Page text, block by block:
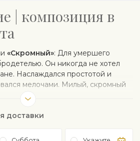
| композиция в
«Cкромный»: Для умершего
Он никогда не хотел
Наслаждался простотой и
мелочами. Милый, скромный
доставки